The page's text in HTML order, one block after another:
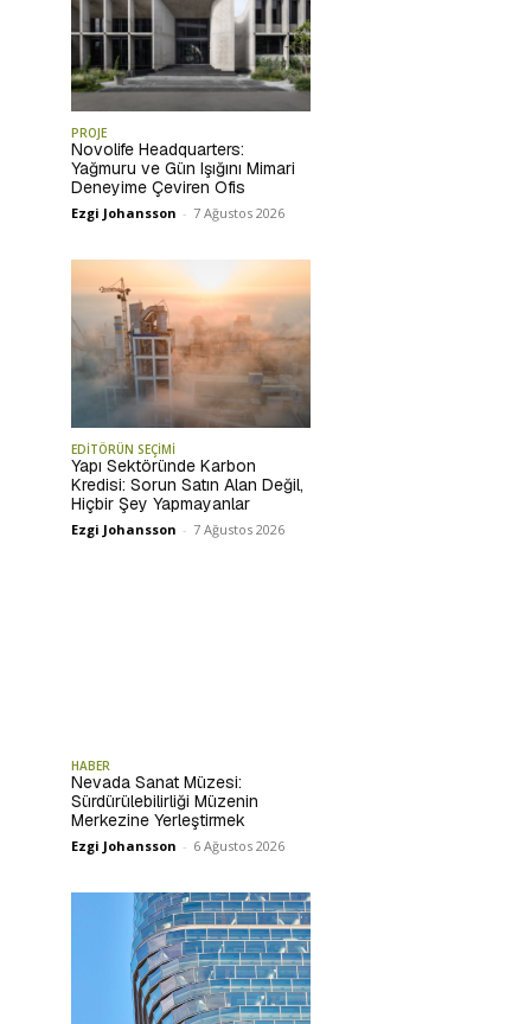
PROJE
Novolife Headquarters:
Yağmuru ve Gün Işığını Mimari
Deneyime Çeviren Ofis
Ezgi Johansson - 7 Ağustos 2026
EDİTÖRÜN SEÇİMİ
Yapı Sektöründe Karbon
Kredisi: Sorun Satın Alan Değil,
Hiçbir Şey Yapmayanlar
Ezgi Johansson - 7 Ağustos 2026
HABER
Nevada Sanat Müzesi:
Sürdürülebilirliği Müzenin
Merkezine Yerleştirmek
Ezgi Johansson - 6 Ağustos 2026